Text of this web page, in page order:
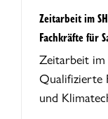
Zeitarbeit im
Fachkräfte für
Zeitarbeit
Qualifizierte
und